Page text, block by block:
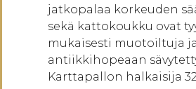
jatkopalaa korkeuden
sekä kattokoukku ovat
mukaisesti muotoiltuja ja
antiikkihopeaan
Karttapallon halkaisija